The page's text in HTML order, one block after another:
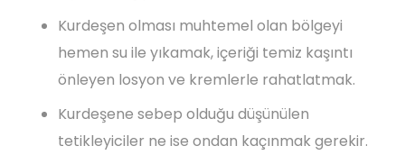
Kurdeşen olması muhtemel olan bölgeyi
hemen su ile yıkamak, içeriği temiz kaşıntı
önleyen losyon ve kremlerle rahatlatmak.
Kurdeşene sebep olduğu düşünülen
tetikleyiciler ne ise ondan kaçınmak gerekir.